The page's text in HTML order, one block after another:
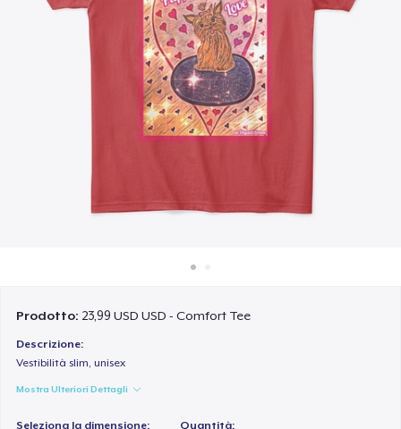
Vendi ovunque
Vendi qualsiasi cosa
Prodotto: 23,99 USD USD - Comfort Tee
Descrizione:
Vestibilità slim, unisex
Mostra Ulteriori Dettagli
Seleziona la dimensione: Quantità: